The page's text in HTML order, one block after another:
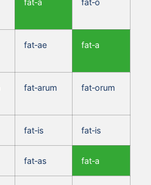
fat‑ae fat‑a
fat‑arum fat‑orum
fat‑is fat‑is
fat‑as fat‑a